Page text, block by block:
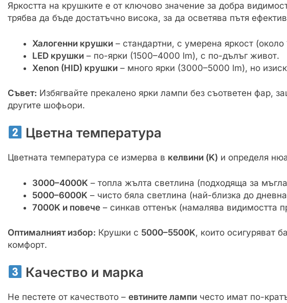
Яркостта на крушките е от ключово значение за добра
трябва да бъде достатъчно висока, за да осветява пътя
Халогенни крушки – стандартни, с умерена яркост (около
LED крушки – по-ярки (1500–4000 lm), с по-дълъг живот.
Xenon (HID) крушки – много ярки (3000–5000 lm), но
Съвет: Избягвайте прекалено ярки лампи без съответен фар,
другите шофьори.
Цветна температура
Цветната температура се измерва в келвини (K) и определя
3000–4000K – топла жълта светлина (подходяща за
5000–6000K – чисто бяла светлина (най-близка до
7000K и повече – синкав оттенък (намалява видимостта
Оптималният избор: Крушки с 5000–5500K, които осигуряват
комфорт.
Качество и марка
Не пестете от качеството – евтините лампичесто имат по-